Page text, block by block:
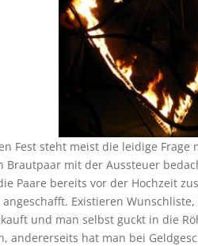
Fest steht meist die leidige Frage
Brautpaar mit der Aussteuer
Paare bereits vor der Hochzeit
Existieren
und man selbst guckt in die
andererseits hat man bei